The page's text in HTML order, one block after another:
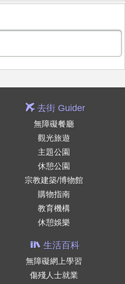
去街 Guider
無障礙餐廳
觀光旅遊
主題公園
休憩公園
宗教建築/博物館
購物指南
教育機構
休憩娛樂
生活百科
無障礙網上學習
傷殘人士就業